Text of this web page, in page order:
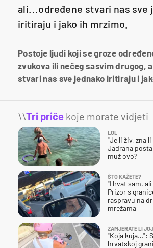
ali...određene stvari nas sve
iritiraju i jako ih mrzimo.
Postoje ljudi koji se groze
zvukova ili nečeg sasvim drugog,
stvari nas sve jednako iritiraju i
\\Tri priče koje morate vidjeti
LOL
"Je li živ, zna
Jadrana
muž ovo?
ŠTO KAŽETE?
"Hrvat sam,
Prizor s
raspravu na
mrežama
ZAMJERATE LI
"Koja kuja…":
hrvatskoj